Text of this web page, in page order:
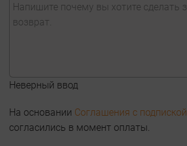
Неверный ввод
На основании Соглашения с подпиской
согласились в момент оплаты.